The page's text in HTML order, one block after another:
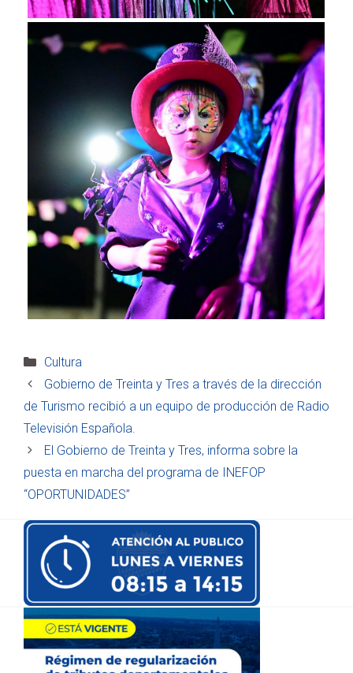
Categorías
Cultura
Gobierno de Treinta y Tres a través de la dirección
de Turismo recibió a un equipo de producción de Radio
Televisión Española.
El Gobierno de Treinta y Tres, informa sobre la
puesta en marcha del programa de INEFOP
“OPORTUNIDADES”